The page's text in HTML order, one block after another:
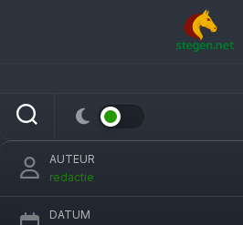
dressuur Vidauban
AUTEUR
redactie
DATUM